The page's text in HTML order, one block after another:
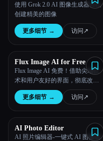
Generator
使用 Grok 2.0 AI 图像生成器轻松
创建精美的图像
更多细节 → 访问 ↗︎
Flux Image AI for Free
Flux Image AI 免费！借助尖端技
术和用户友好的界面，彻底改变
视觉内容创作。
更多细节 → 访问 ↗︎
AI Photo Editor
AI 照片编辑器-一键式 AI 图像编